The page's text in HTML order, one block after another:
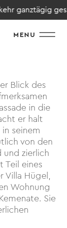
MENU
Blick des
in die
er halt
seinem
von den
und zierlich
Teil eines
Villa Hügel,
Wohnung
Sie